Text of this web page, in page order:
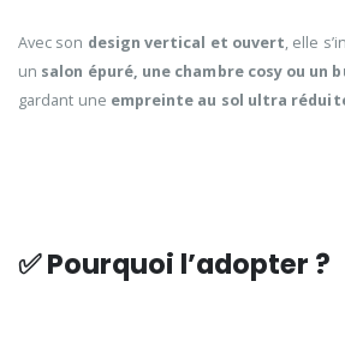
Avec son design vertical et ouvert, elle
un salon épuré, une chambre cosy ou un
gardant une empreinte au sol ultra
✅ Pourquoi l’adopter ?